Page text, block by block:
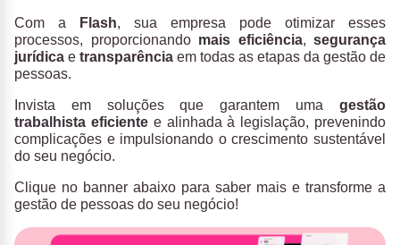
Com a Flash, sua empresa pode otimizar esses
processos, proporcionando mais eficiência, segurança
jurídica e transparência em todas as etapas da gestão de
pessoas.
Invista em soluções que garantem uma gestão
trabalhista eficientee alinhada à legislação, prevenindo
complicações e impulsionando o crescimento sustentável
do seu negócio.
Clique no banner abaixo para saber mais e transforme a
gestão de pessoas do seu negócio!